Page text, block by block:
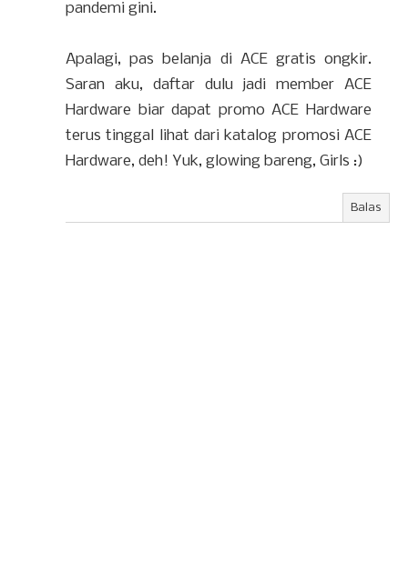
pandemi gini.
Apalagi, pas belanja di ACE gratis ongkir.
Saran aku, daftar dulu jadi member ACE
Hardware biar dapat promo ACE Hardware
terus tinggal lihat dari katalog promosi ACE
Hardware, deh! Yuk, glowing bareng, Girls :)
Balas